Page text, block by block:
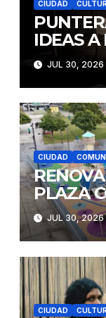
CIUDAD
IDEAS A
JUL 30, 2026
CIUDAD
PLAZA
JUL 30, 2026
CIUDAD